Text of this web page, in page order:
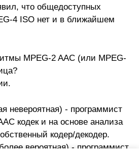
что общедоступных
4 ISO нет и в ближайшем
MPEG-2 AAC (или MPEG-
невероятная) - программист
кодек и на основе анализа
кодер/декодер.
вероятная) - программист